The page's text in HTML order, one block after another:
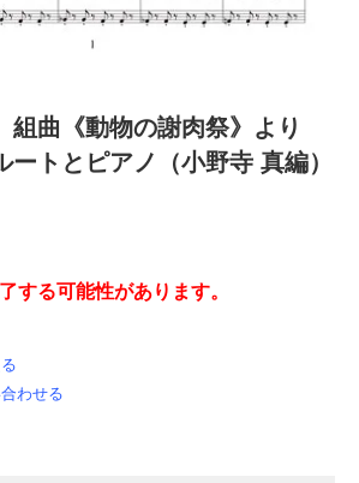
曲《動物の謝肉祭》より
トとピアノ（小野寺 真編）
する可能性があります。
わせる